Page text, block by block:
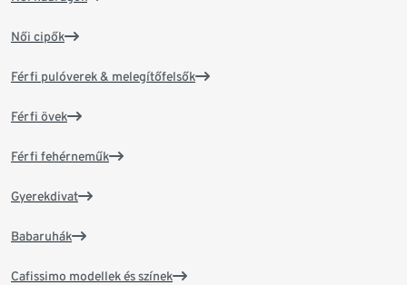
Női cipők
Férfi pulóverek & melegítőfelsők
Férfi övek
Férfi fehérneműk
Gyerekdivat
Babaruhák
Cafissimo modellek és színek